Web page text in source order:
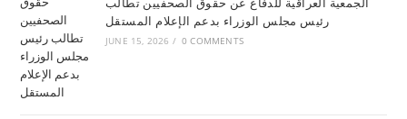
رئيس مجلس الوزراء بدعم الإعلام المستقل
JUNE 15, 2026 / 0 COMMENTS